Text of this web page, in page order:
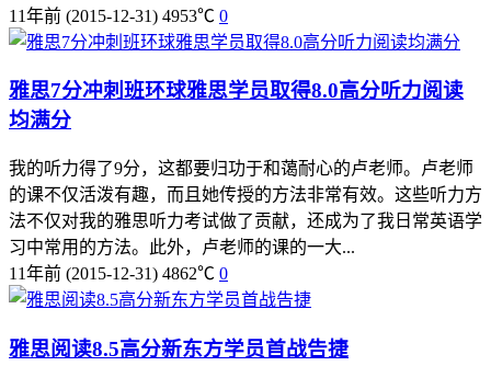
11年前 (2015-12-31) 4953℃ 0
雅思7分冲刺班环球雅思学员取得8.0高分听力阅读
均满分
我的听力得了9分，这都要归功于和蔼耐心的卢老师。卢老师
的课不仅活泼有趣，而且她传授的方法非常有效。这些听力方
法不仅对我的雅思听力考试做了贡献，还成为了我日常英语学
习中常用的方法。此外，卢老师的课的一大...
11年前 (2015-12-31) 4862℃ 0
雅思阅读8.5高分新东方学员首战告捷